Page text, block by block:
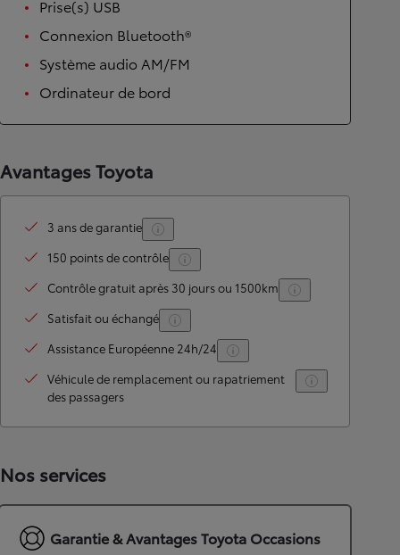
Prise(s) USB
Connexion Bluetooth®
Système audio AM/FM
Ordinateur de bord
Avantages Toyota
3 ans de garantie
150 points de contrôle
Contrôle gratuit après 30 jours ou 1500km
Satisfait ou échangé
Assistance Européenne 24h/24
Véhicule de remplacement ou rapatriement
des passagers
Nos services
Garantie & Avantages Toyota Occasions